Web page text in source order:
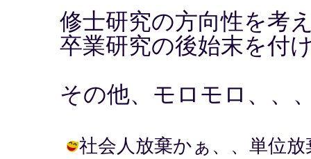
修士研究の方向性を考
卒業研究の後始末を付
その他、モロモロ、、
社会人放棄かぁ、、単位